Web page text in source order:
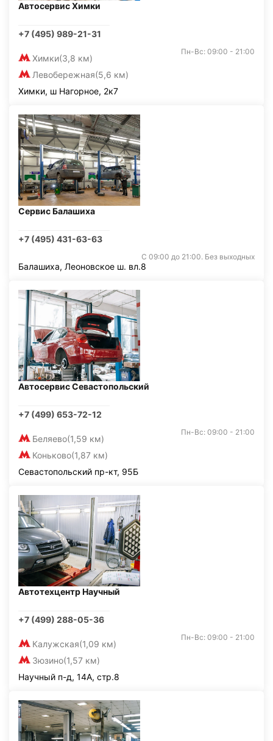
Автосервис Химки
+7 (495) 989-21-31
Химки(3,8 км)
Левобережная(5,6 км)
Пн-Вс: 09:00 - 21:00
Химки, ш Нагорное, 2к7
Сервис Балашиха
+7 (495) 431-63-63
С 09:00 до 21:00. Без выходных
Балашиха, Леоновское ш. вл.8
Автосервис Севастопольский
+7 (499) 653-72-12
Беляево(1,59 км)
Коньково(1,87 км)
Пн-Вс: 09:00 - 21:00
Севастопольский пр-кт, 95Б
Автотехцентр Научный
+7 (499) 288-05-36
Калужская(1,09 км)
Зюзино(1,57 км)
Пн-Вс: 09:00 - 21:00
Научный п-д, 14А, стр.8